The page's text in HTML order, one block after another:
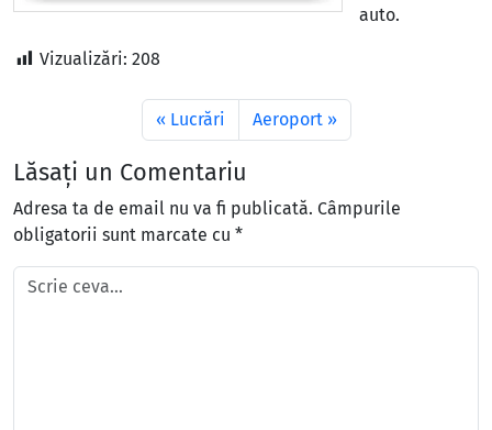
auto.
Vizualizări: 208
Lucrări Aeroport
Lăsați un Comentariu
Adresa ta de email nu va fi publicată. Câmpurile
obligatorii sunt marcate cu *